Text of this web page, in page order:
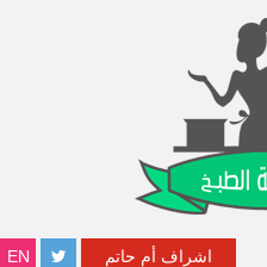
EN اشراف أم حاتم